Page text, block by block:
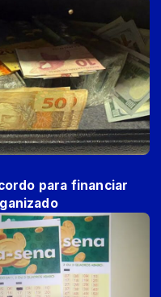
para financiar